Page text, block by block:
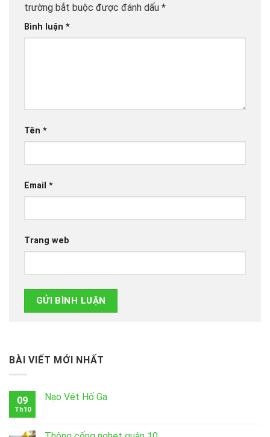
trường bắt buộc được đánh dấu *
Bình luận *
Tên *
Email *
Trang web
BÀI VIẾT MỚI NHẤT
09
Th10
Nạo Vét Hố Ga